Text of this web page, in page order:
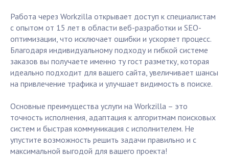
Работа через Workzilla открывает доступ к специалистам
с опытом от 15 лет в области веб-разработки и SEO-
оптимизации, что исключает ошибки и ускоряет процесс.
Благодаря индивидуальному подходу и гибкой системе
заказов вы получаете именно ту гост разметку, которая
идеально подходит для вашего сайта, увеличивает шансы
на привлечение трафика и улучшает видимость в поиске.
Основные преимущества услуги на Workzilla – это
точность исполнения, адаптация к алгоритмам поисковых
систем и быстрая коммуникация с исполнителем. Не
упустите возможность решить задачи правильно и с
максимальной выгодой для вашего проекта!